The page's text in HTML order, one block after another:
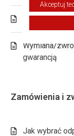
Zwrot
Wymiana/
gwarancją
Zamówienia i
Jak wybrać
Akceptuj